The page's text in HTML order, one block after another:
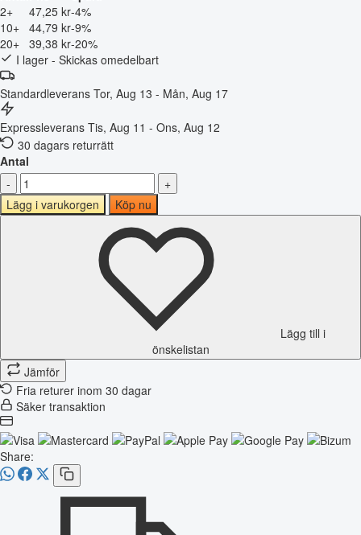
2+
47,25 kr-4%
10+ 44,79 kr-9%
20+ 39,38 kr-20%
I lager - Skickas omedelbart
Standardleverans Tor, Aug 13 - Mån, Aug 17
Expressleverans Tis, Aug 11 - Ons, Aug 12
30 dagars returrätt
Antal
-
+
Lägg i varukorgen
Köp nu
Lägg till i
önskelistan
Jämför
Fria returer inom 30 dagar
Säker transaktion
Share: